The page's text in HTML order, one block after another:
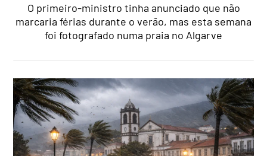
O primeiro-ministro tinha anunciado que não
marcaria férias durante o verão, mas esta semana
foi fotografado numa praia no Algarve